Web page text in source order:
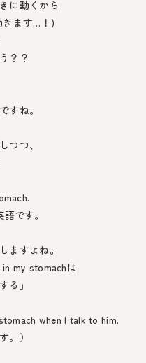
に動くから
きます…！)
？？
すね。
つつ、
です。
ますよね。
my stomachは
る」
when I talk to him.
。）